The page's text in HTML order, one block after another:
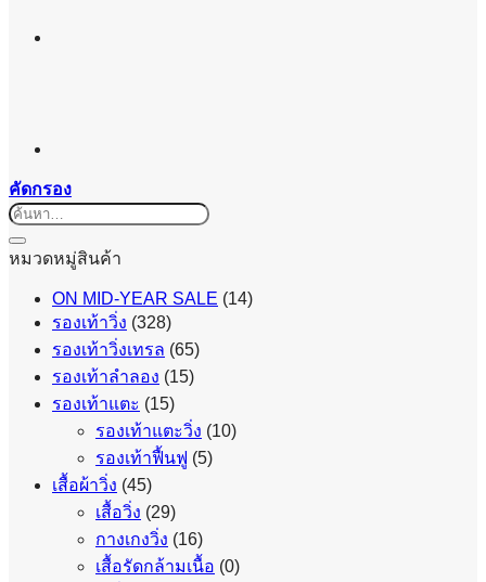
คัดกรอง
ค้นหา:
หมวดหมู่สินค้า
ON MID-YEAR SALE (14)
รองเท้าวิ่ง (328)
รองเท้าวิ่งเทรล (65)
รองเท้าลำลอง (15)
รองเท้าแตะ (15)
รองเท้าแตะวิ่ง (10)
รองเท้าฟื้นฟู (5)
เสื้อผ้าวิ่ง (45)
เสื้อวิ่ง (29)
กางเกงวิ่ง (16)
เสื้อรัดกล้ามเนื้อ (0)